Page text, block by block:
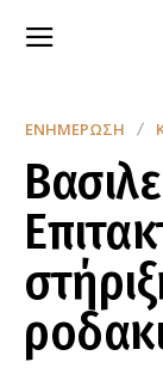
ΕΝΗΜΈΡΩΣΗ